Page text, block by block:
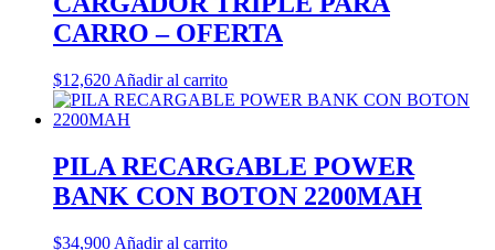
CARRO – OFERTA
$12,620 Añadir al carrito
PILA RECARGABLE POWER
BANK CON BOTON 2200MAH
$34,900 Añadir al carrito